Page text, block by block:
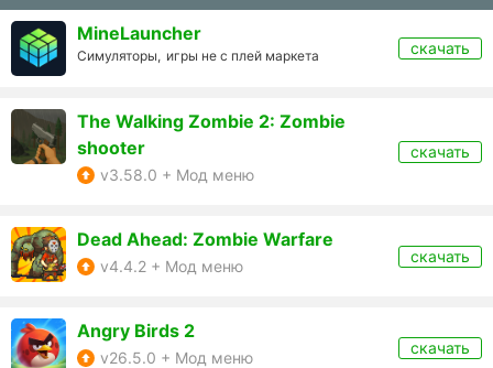
MineLauncher
Симуляторы, игры не с плей маркета скачать
The Walking Zombie 2: Zombie
shooter
v3.58.0 + Мод меню
скачать
Dead Ahead: Zombie Warfare
v4.4.2 + Мод меню
скачать
Angry Birds 2
v26.5.0 + Мод меню
скачать